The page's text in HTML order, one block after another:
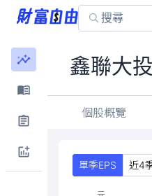
鑫聯大
個股概覽
單季EPS 近4